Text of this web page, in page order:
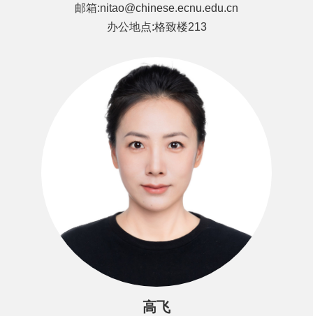
邮箱:nitao@chinese.ecnu.edu.cn
办公地点:格致楼213
高飞